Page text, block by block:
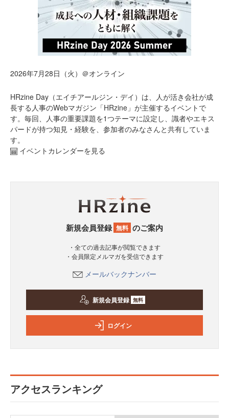
2026年7月28日（火）＠オンライン
HRzine Day（エイチアールジン・デイ）は、人が活き会社が成
長する人事のWebマガジン「HRzine」が主催するイベントで
す。毎回、人事の重要課題を1つテーマに設定し、識者やエキス
パードが持つ知見・経験を、参加者のみなさんと共有していま
す。
イベントカレンダーを見る
新規会員登録 無料 のご案内
・全ての過去記事が閲覧できます
・会員限定メルマガを受信できます
メールバックナンバー
新規会員登録 無料
ログイン
アクセスランキング